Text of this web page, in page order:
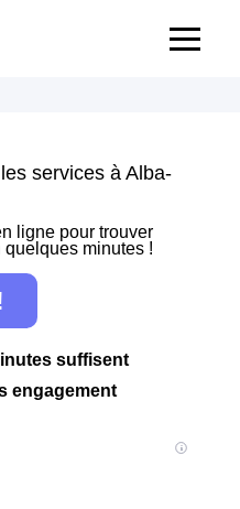
services à Alba-
ligne pour trouver
minutes !
suffisent
engagement